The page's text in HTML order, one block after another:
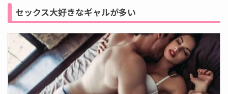
セックス大好きなギャルが多い